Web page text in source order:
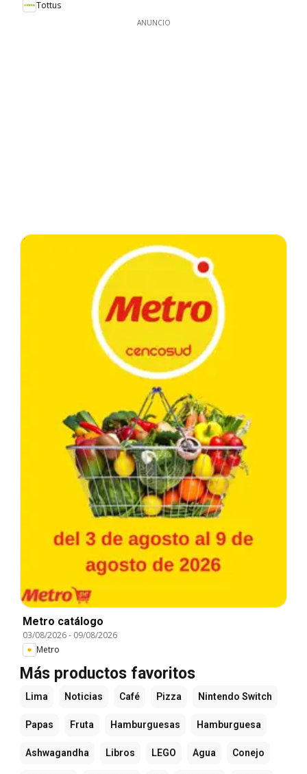
Tottus
ANUNCIO
Metro catálogo
03/08/2026- 09/08/2026
Metro
Más productos favoritos
Lima Noticias Café Pizza Nintendo Switch
Papas Fruta Hamburguesas Hamburguesa
Ashwagandha Libros LEGO Agua Conejo